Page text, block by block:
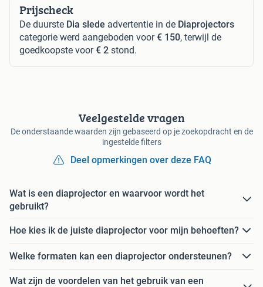
Prijscheck
De duurste Dia slede advertentie in de Diaprojectors
categorie werd aangeboden voor€ 150, terwijl de
goedkoopste voor€ 2 stond.
Veelgestelde vragen
De onderstaande waarden zijn gebaseerd op je zoekopdracht en de
ingestelde filters
Deel opmerkingen over deze FAQ
Wat is een diaprojector en waarvoor wordt het
gebruikt?
Hoe kies ik de juiste diaprojector voor mijn behoeften?
Welke formaten kan een diaprojector ondersteunen?
Wat zijn de voordelen van het gebruik van een